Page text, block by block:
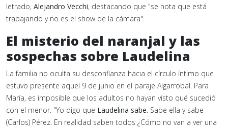
letrado, Alejandro Vecchi, destacando que "se nota que está
trabajando y no es el show de la cámara".
El misterio del naranjal y las
sospechas sobre Laudelina
La familia no oculta su desconfianza hacia el círculo íntimo que
estuvo presente aquel 9 de junio en el paraje Algarrobal. Para
María, es imposible que los adultos no hayan visto qué sucedió
con el menor. "Yo digo que Laudelina sabe. Sabe ella y sabe
(Carlos) Pérez. En realidad saben todos ¿Cómo no van a ver una